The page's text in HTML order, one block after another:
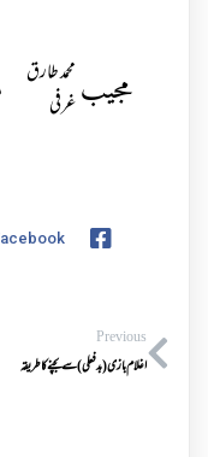
مجیب محمد طارق
غرفی
Previous
اغلام بازی(بد فعلی) سے بچنے کا طریقہ